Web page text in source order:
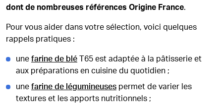
dont de nombreuses références Origine France.
Pour vous aider dans votre sélection, voici quelques
rappels pratiques :
une farine de blé T65 est adaptée à la pâtisserie et
aux préparations en cuisine du quotidien ;
une farine de légumineuses permet de varier les
textures et les apports nutritionnels ;